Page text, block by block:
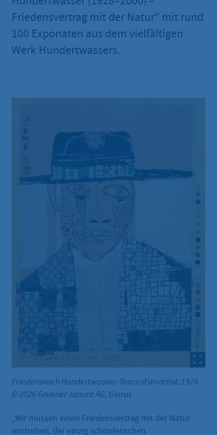
Friedensvertrag mit der Natur" mit rund
100 Exponaten aus dem vielfältigen
Werk Hundertwassers.
Friedensreich Hundertwasser: Tears of an artist, 1976
© 2026 Gruener Janura AG, Glarus
„Wir müssen einen Friedensvertrag mit der Natur
anstreben, der einzig schöpferischen